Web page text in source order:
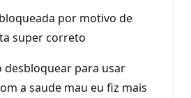
por motivo de
super correto
desbloquear para usar
a saude mau eu fiz mais